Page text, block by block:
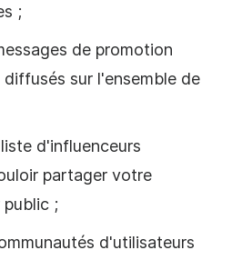
;
de promotion
sur l'ensemble de
d'influenceurs
partager votre
;
d'utilisateurs